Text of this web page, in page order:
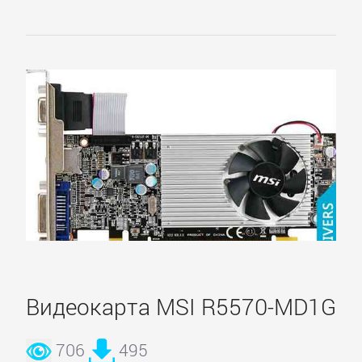
Видеокарта MSI R5570-MD1G
706 495
Витязь